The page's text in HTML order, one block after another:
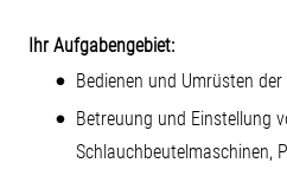
Ihr Aufgabengebiet:
Bedienen und Umrüsten
Betreuung und Einstellung
Schlauchbeutelmaschinen,